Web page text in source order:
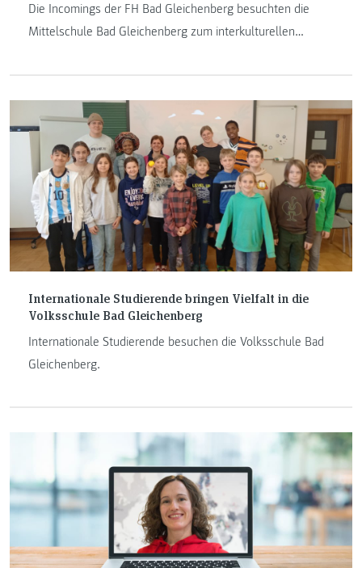
Die Incomings der FH Bad Gleichenberg besuchten die
Mittelschule Bad Gleichenberg zum interkulturellen
Internationale Studierende bringen Vielfalt in die
Volksschule Bad Gleichenberg
Internationale Studierende besuchen die Volksschule Bad
Gleichenberg.